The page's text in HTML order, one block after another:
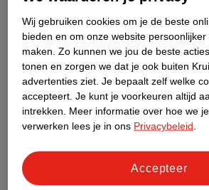
van de goudsbloem.
Sommige littekenproducten bevatten
ingrediënt. Siliconen kunnen
zachter en gladder te worden.
Bij Kruidvat vind je een ruimte keuze aan
Wij gebruiken cookies om je de beste
bieden en om onze website
maken. Zo kunnen we jou de beste
tonen en zorgen we dat je ook buiten
advertenties ziet. Je bepaalt zelf welke
accepteert. Je kunt je voorkeuren altijd
intrekken.
Meer informatie over hoe we
verwerken lees je in ons Privacybeleid
Accepteer